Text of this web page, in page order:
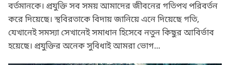
বর্তমানকে। প্রযুক্তি সব সময় আমাদের জীবনের গতিপথ পরিবর্তন
করে দিয়েছে। স্থবিরতাকে বিদায় জানিয়ে এনে দিয়েছে গতি,
যেখানেই সমস্যা সেখানেই সমাধান হিসেবে নতুন কিছুর আবির্ভাব
হয়েছে। প্রযুক্তির অনেক সুবিধাই আমরা ভোগ...